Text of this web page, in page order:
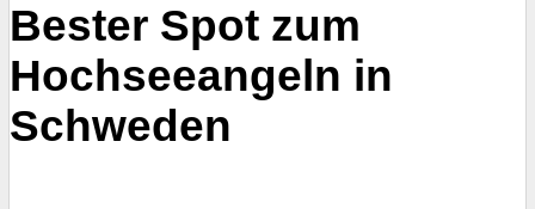
Bester Spot zum
Hochseeangeln in
Schweden